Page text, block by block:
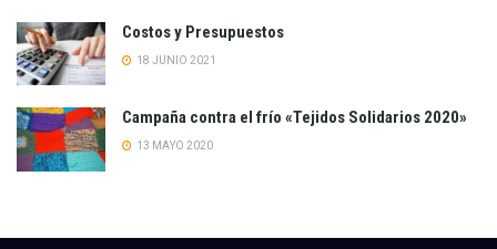
Costos y Presupuestos
18 JUNIO 2021
Campaña contra el frío «Tejidos Solidarios 2020»
13 MAYO 2020